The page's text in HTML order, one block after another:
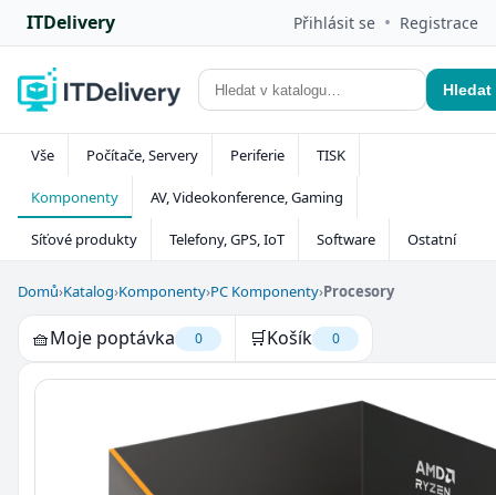
ITDelivery Přihlásit se • Registrace
Hledat
Vše Počítače, Servery Periferie TISK
Komponenty AV, Videokonference, Gaming
Síťové produkty Telefony, GPS, IoT Software Ostatní
Domů›Katalog›Komponenty›PC Komponenty›Procesory
🧺Moje poptávka 0 🛒Košík 0